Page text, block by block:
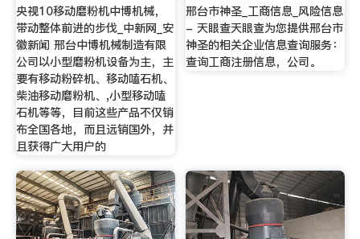
央视10移动磨粉机中博机械，
带动整体前进的步伐_中新网_安
徽新闻 邢台中博机械制造有限
公司以小型磨粉机设备为主，主
要有移动粉碎机、移动嗑石机、
柴油移动磨粉机、,小型移动嗑
石机等等，目前这些产品不仅销
布全国各地，而且远销国外，并
且获得广大用户的
邢台市神圣_工商信息_风险信息
- 天眼查天眼查为您提供邢台市
神圣的相关企业信息查询服务：
查询工商注册信息，公司。